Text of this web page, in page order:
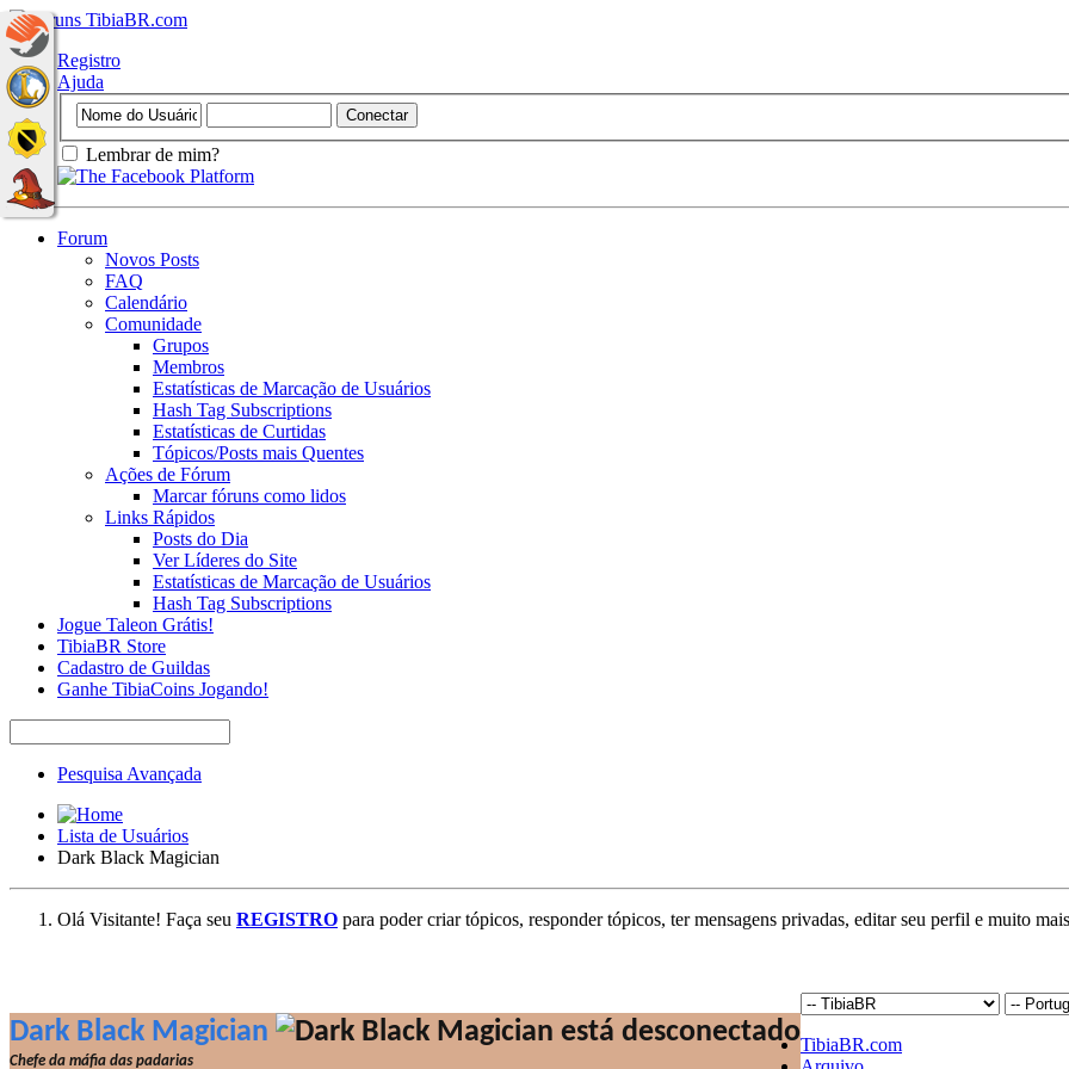
Registro
Ajuda
Lembrar de mim?
Forum
Novos Posts
FAQ
Calendário
Comunidade
Grupos
Membros
Estatísticas de Marcação de Usuários
Hash Tag Subscriptions
Estatísticas de Curtidas
Tópicos/Posts mais Quentes
Ações de Fórum
Marcar fóruns como lidos
Links Rápidos
Posts do Dia
Ver Líderes do Site
Estatísticas de Marcação de Usuários
Hash Tag Subscriptions
Jogue Taleon Grátis!
TibiaBR Store
Cadastro de Guildas
Ganhe TibiaCoins Jogando!
Pesquisa Avançada
Lista de Usuários
Dark Black Magician
Olá Visitante! Faça seu REGISTRO para poder criar tópicos, responder tópicos, ter mensagens privadas, editar seu perfil e muito
Dark Black Magician
Chefe da máfia das padarias
TibiaBR.com